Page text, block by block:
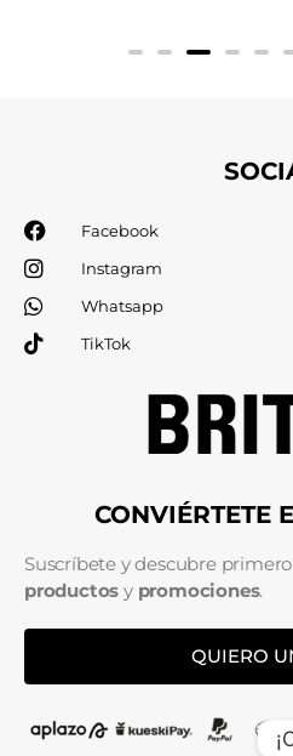
Facebook
Instagram
Whatsapp
TikTok
CONVIÉRTETE
Suscríbete y descubre
productos y promociones.
QUIERO